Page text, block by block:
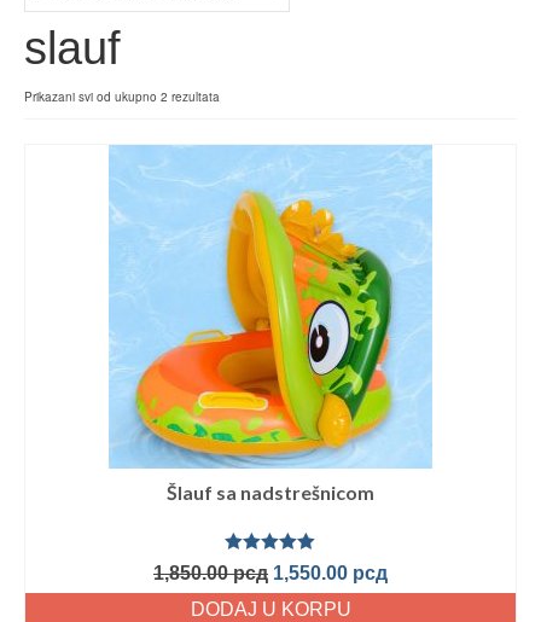
slauf
Prikazani svi od ukupno 2 rezultata
Šlauf sa nadstrešnicom
Ocenjeno
sa5.00od
5
1,850.00рсд 1,550.00 рсд
DODAJ U KORPU